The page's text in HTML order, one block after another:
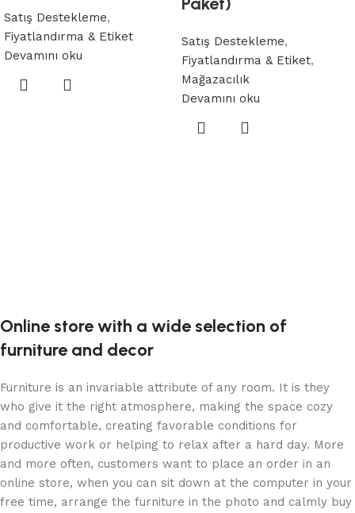
Satış Destekleme,
Fiyatlandırma & Etiket
Devamını oku
Satış Destekleme,
Fiyatlandırma & Etiket,
Mağazacılık
Devamını oku
Online store with a wide selection of
furniture and decor
Furniture is an invariable attribute of any room. It is they
who give it the right atmosphere, making the space cozy
and comfortable, creating favorable conditions for
productive work or helping to relax after a hard day. More
and more often, customers want to place an order in an
online store, when you can sit down at the computer in your
free time, arrange the furniture in the photo and calmly buy